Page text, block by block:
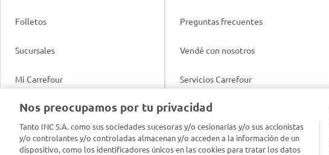
Folletos
Sucursales
Mi Carrefour
Productos Carrefour
Tarjeta Mi Carrefour
Preguntas frecuentes
Vendé con nosotros
Servicios Carrefour
Info útil
Tasas de interés
Nos preocupamos por tu privacidad
Tanto INC S.A. como sus sociedades sucesoras y/o cesionarias y/o sus accionistas
y/o controlantes y/o controladas almacenan y/o acceden a la información de un
dispositivo, como los identificadores únicos en las cookies para tratar los datos